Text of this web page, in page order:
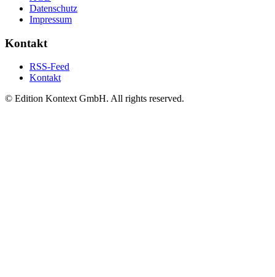
Datenschutz
Impressum
Kontakt
RSS-Feed
Kontakt
© Edition Kontext GmbH. All rights reserved.